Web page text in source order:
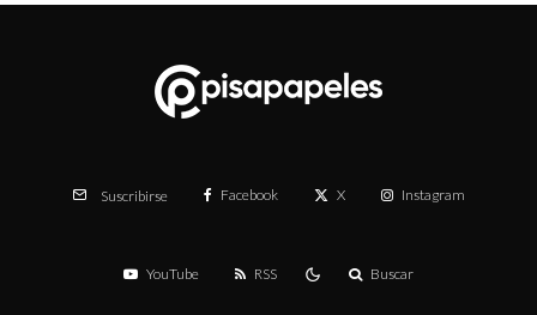
Suscribirse Facebook X Instagram
YouTube RSS Buscar